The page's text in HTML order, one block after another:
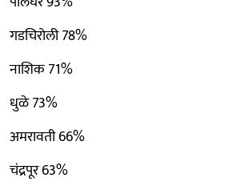
गडचिरोली 78%
नाशिक 71%
धुळे 73%
अमरावती 66%
चंद्रपूर 63%